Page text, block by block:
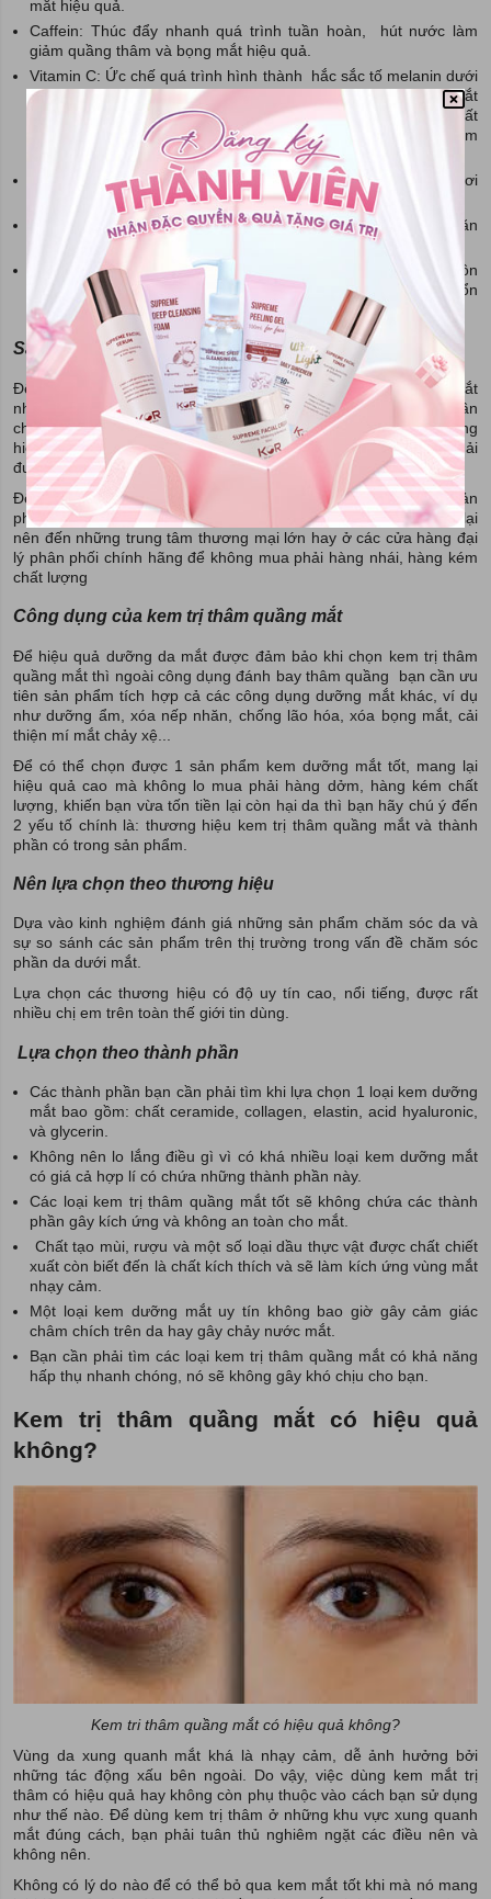
mắt hiệu quả.
Caffein: Thúc đẩy nhanh quá trình tuần hoàn, hút nước làm
giảm quầng thâm và bọng mắt hiệu quả.
Vitamin C: Ức chế quá trình hình thành hắc sắc tố melanin dưới
da, ngăn ngừa và làm mờ thâm quầng , dưỡng da vùng mắt
trắng sáng hơn. Cùng với đó, thúc đẩy quá trình sản xuất
collagen, cải thiện độ đàn hồi của da, giảm bớt vết chân chim
Vitamin E: Tăng cường sự dưỡng ẩm cho da vùng mắt luôn tươi
trẻ,mềm mượt và chống lão hóa da vùng mắt.
Collagen: Giúp cho làn da vùng mắt săn chắc, căng mịn và ngăn
ngừa làm giảm nếp nhăn, vết chân chim quanh mắt.
Hyaluronic acid: Tăng cường hiệu quả dưỡng ẩm giúp da luôn
mềm mại, căng mịn và tạo lớp màn bảo vệ da giúp xoa dịu tổn
thương trên làn da vùng mắt.
Sản phẩm kem trị thâm mắt phải có nguồn gốc rõ ràng
Để tránh xảy ra các tác dụng không mong muốn đối với làn da mắt
nhạy cảm và mỏng manh thì khi chọn kem trị quầng thâm bạn cần
chọn loại có nguồn gốc xuất xứ rõ ràng, sản phẩm của các thương
hiệu uy tín. Đặc biệt hơn nữa là sản phẩm kem trị thâm quầng phải
được cơ quan y tế kiểm duyệt về chất lượng.
Để tìm được kem trị thâm quầng mắt chất lượng bạn cần mua sản
phẩm trong những địa chỉ uy tín, không mua hàng trôi nổi. Tóm lại
nên đến những trung tâm thương mại lớn hay ở các cửa hàng đại
lý phân phối chính hãng để không mua phải hàng nhái, hàng kém
chất lượng
Công dụng của kem trị thâm quầng mắt
Để hiệu quả dưỡng da mắt được đảm bảo khi chọn kem trị thâm
quầng mắt thì ngoài công dụng đánh bay thâm quầng bạn cần ưu
tiên sản phẩm tích hợp cả các công dụng dưỡng mắt khác, ví dụ
như dưỡng ẩm, xóa nếp nhăn, chống lão hóa, xóa bọng mắt, cải
thiện mí mắt chảy xệ...
Để có thể chọn được 1 sản phẩm kem dưỡng mắt tốt, mang lại
hiệu quả cao mà không lo mua phải hàng dởm, hàng kém chất
lượng, khiến bạn vừa tốn tiền lại còn hại da thì bạn hãy chú ý đến
2 yếu tố chính là: thương hiệu kem trị thâm quầng mắt và thành
phần có trong sản phẩm.
Nên lựa chọn theo thương hiệu
Dựa vào kinh nghiệm đánh giá những sản phẩm chăm sóc da và
sự so sánh các sản phẩm trên thị trường trong vấn đề chăm sóc
phần da dưới mắt.
Lựa chọn các thương hiệu có độ uy tín cao, nổi tiếng, được rất
nhiều chị em trên toàn thế giới tin dùng.
Lựa chọn theo thành phần
Các thành phần bạn cần phải tìm khi lựa chọn 1 loại kem dưỡng
mắt bao gồm: chất ceramide, collagen, elastin, acid hyaluronic,
và glycerin.
Không nên lo lắng điều gì vì có khá nhiều loại kem dưỡng mắt
có giá cả hợp lí có chứa những thành phần này.
Các loại kem trị thâm quầng mắt tốt sẽ không chứa các thành
phần gây kích ứng và không an toàn cho mắt.
Chất tạo mùi, rượu và một số loại dầu thực vật được chất chiết
xuất còn biết đến là chất kích thích và sẽ làm kích ứng vùng mắt
nhạy cảm.
Một loại kem dưỡng mắt uy tín không bao giờ gây cảm giác
châm chích trên da hay gây chảy nước mắt.
Bạn cần phải tìm các loại kem trị thâm quầng mắt có khả năng
hấp thụ nhanh chóng, nó sẽ không gây khó chịu cho bạn.
Kem trị thâm quầng mắt có hiệu quả
không?
Kem tri thâm quầng mắt có hiệu quả không?
Vùng da xung quanh mắt khá là nhạy cảm, dễ ảnh hưởng bởi
những tác động xấu bên ngoài. Do vậy, việc dùng kem mắt trị
thâm có hiệu quả hay không còn phụ thuộc vào cách bạn sử dụng
như thế nào. Để dùng kem trị thâm ở những khu vực xung quanh
mắt đúng cách, bạn phải tuân thủ nghiêm ngặt các điều nên và
không nên.
Không có lý do nào để có thể bỏ qua kem mắt tốt khi mà nó mang